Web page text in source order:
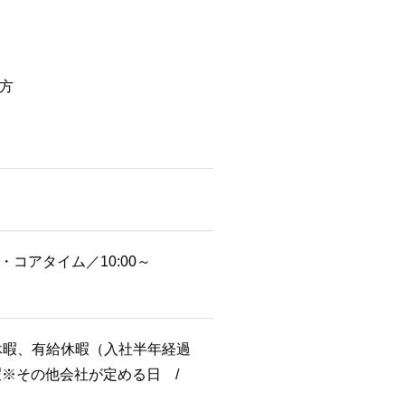
コアタイム／10:00～
、有給休暇（入社半年経過
※その他会社が定める日 /